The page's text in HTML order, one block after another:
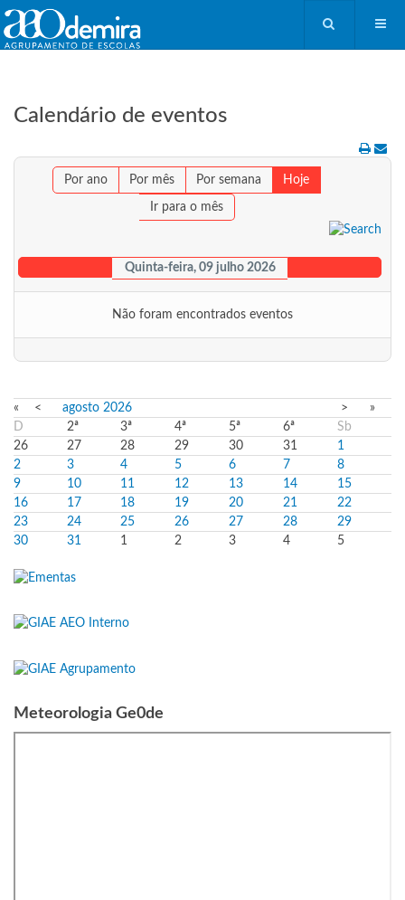
Calendário de eventos
Por ano Por mês Por semana Hoje
Ir para o mês
Quinta-feira, 09 julho 2026
Não foram encontrados eventos
« < agosto 2026 >
»
D
2ª 3ª 4ª 5ª 6ª
Sb
26
27 28 29 30 31
1
2
3 4 5 6 7
8
9
10 11 12 13 14
15
16
17 18 19 20 21
22
23
24 25 26 27 28
29
30
31 1 2 3 4 5
Meteorologia Ge0de